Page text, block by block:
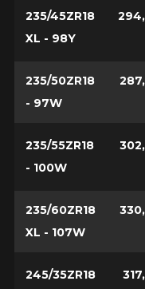
235/45ZR18
XL - 98Y
235/50ZR18
- 97W
235/55ZR18
- 100W
235/60ZR18
XL - 107W
245/35ZR18